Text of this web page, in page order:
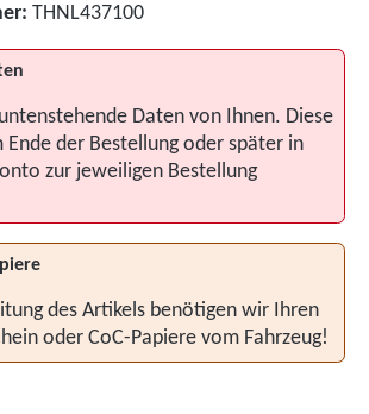
THNL437100
Daten von Ihnen. Diese
Ende der Bestellung oder später in
zur jeweiligen Bestellung
des Artikels benötigen wir Ihren
oder CoC-Papiere vom Fahrzeug!